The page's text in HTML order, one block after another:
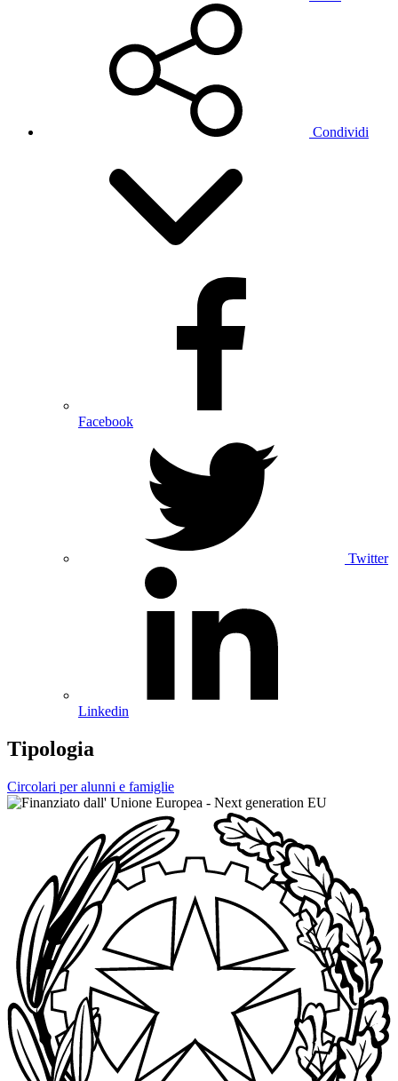
Condividi
Facebook
Twitter
Linkedin
Tipologia
Circolari per alunni e famiglie